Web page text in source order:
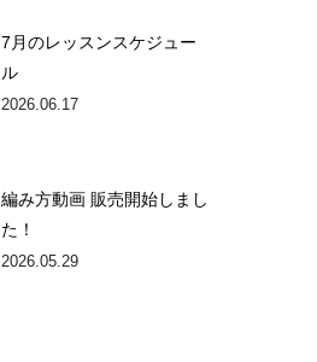
7月のレッスンスケジュー
ル
2026.06.17
編み方動画 販売開始しまし
た！
2026.05.29